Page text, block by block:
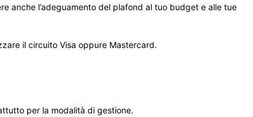
anche l’adeguamento del plafond al tuo budget e alle tue
il circuito Visa oppure Mastercard.
per la modalità di gestione.